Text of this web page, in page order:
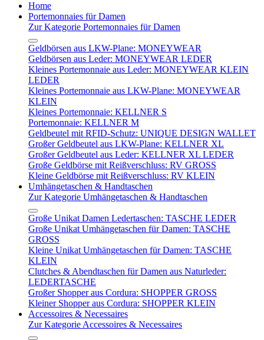
Home
Portemonnaies für Damen
Zur Kategorie Portemonnaies für Damen
Geldbörsen aus LKW-Plane: MONEYWEAR
Geldbörsen aus Leder: MONEYWEAR LEDER
Kleines Portemonnaie aus Leder: MONEYWEAR KLEIN
LEDER
Kleines Portemonnaie aus LKW-Plane: MONEYWEAR
KLEIN
Kleines Portemonnaie: KELLNER S
Portemonnaie: KELLNER M
Geldbeutel mit RFID-Schutz: UNIQUE DESIGN WALLET
Großer Geldbeutel aus LKW-Plane: KELLNER XL
Großer Geldbeutel aus Leder: KELLNER XL LEDER
Große Geldbörse mit Reißverschluss: RV GROSS
Kleine Geldbörse mit Reißverschluss: RV KLEIN
Umhängetaschen & Handtaschen
Zur Kategorie Umhängetaschen & Handtaschen
Große Unikat Damen Ledertaschen: TASCHE LEDER
Große Unikat Umhängetaschen für Damen: TASCHE
GROSS
Kleine Unikat Umhängetaschen für Damen: TASCHE
KLEIN
Clutches & Abendtaschen für Damen aus Naturleder:
LEDERTASCHE
Großer Shopper aus Cordura: SHOPPER GROSS
Kleiner Shopper aus Cordura: SHOPPER KLEIN
Accessoires & Necessaires
Zur Kategorie Accessoires & Necessaires